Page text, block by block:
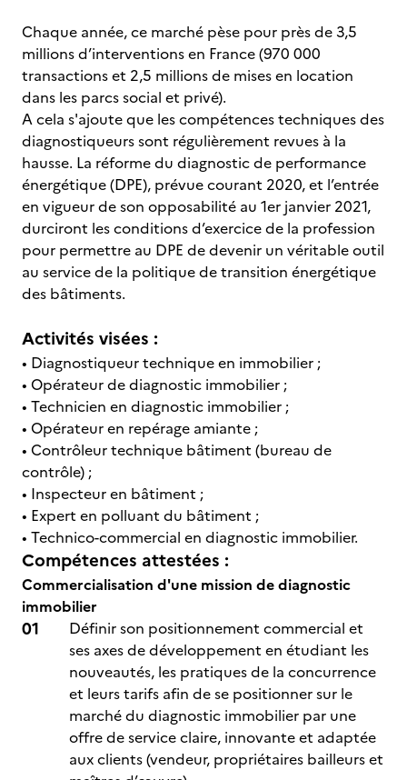
Chaque année, ce marché pèse pour près de 3,5
millions d’interventions en France (970 000
transactions et 2,5 millions de mises en location
dans les parcs social et privé).
A cela s'ajoute que les compétences techniques des
diagnostiqueurs sont régulièrement revues à la
hausse. La réforme du diagnostic de performance
énergétique (DPE), prévue courant 2020, et l’entrée
en vigueur de son opposabilité au 1er janvier 2021,
durciront les conditions d’exercice de la profession
pour permettre au DPE de devenir un véritable outil
au service de la politique de transition énergétique
des bâtiments.
Activités visées :
• Diagnostiqueur technique en immobilier ;
• Opérateur de diagnostic immobilier ;
• Technicien en diagnostic immobilier ;
• Opérateur en repérage amiante ;
• Contrôleur technique bâtiment (bureau de
contrôle) ;
• Inspecteur en bâtiment ;
• Expert en polluant du bâtiment ;
• Technico-commercial en diagnostic immobilier.
Compétences attestées :
Commercialisation d'une mission de diagnostic
immobilier
Définir son positionnement commercial et
ses axes de développement en étudiant les
nouveautés, les pratiques de la concurrence
et leurs tarifs afin de se positionner sur le
marché du diagnostic immobilier par une
offre de service claire, innovante et adaptée
aux clients (vendeur, propriétaires bailleurs et